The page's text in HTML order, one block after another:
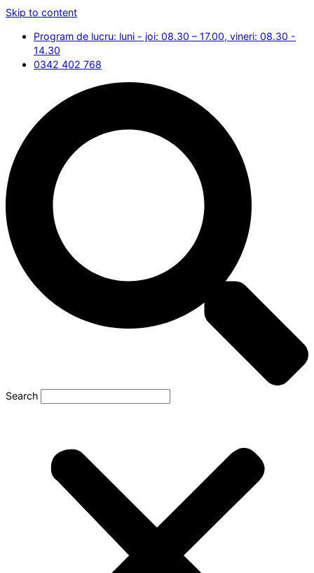
Skip to content
Program de lucru: luni - joi: 08.30 – 17.00, vineri: 08.30 -
14.30
0342 402 768
Search